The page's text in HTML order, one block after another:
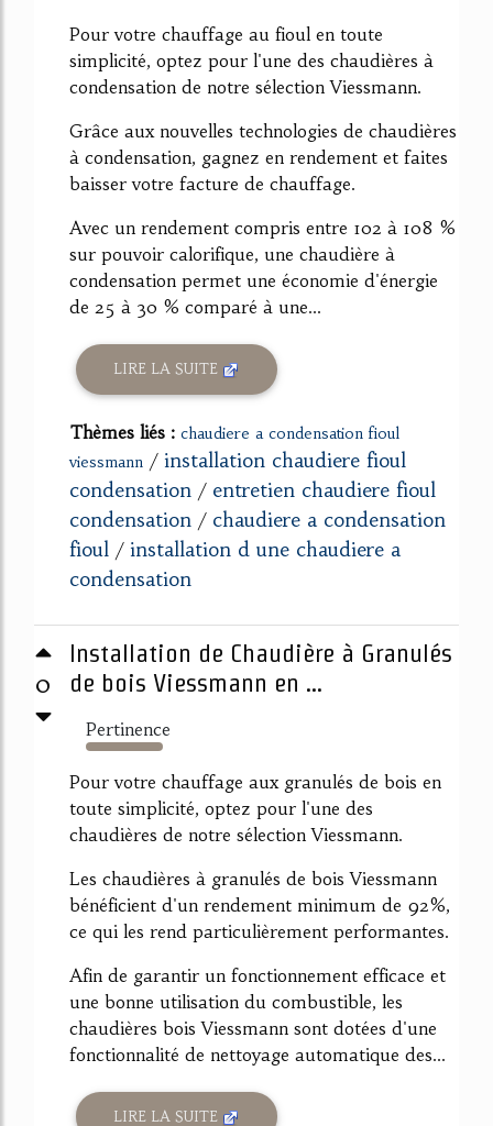
Pour votre chauffage au fioul en toute
simplicité, optez pour l'une des chaudières à
condensation de notre sélection Viessmann.
Grâce aux nouvelles technologies de chaudières
à condensation, gagnez en rendement et faites
baisser votre facture de chauffage.
Avec un rendement compris entre 102 à 108 %
sur pouvoir calorifique, une chaudière à
condensation permet une économie d'énergie
de 25 à 30 % comparé à une...
LIRE LA SUITE
Thèmes liés : chaudiere a condensation fioul
viessmann / installation chaudiere fioul
condensation / entretien chaudiere fioul
condensation / chaudiere a condensation
fioul / installation d une chaudiere a
condensation
0
Installation de Chaudière à Granulés
de bois Viessmann en ...
Pertinence
642%
Pour votre chauffage aux granulés de bois en
toute simplicité, optez pour l'une des
chaudières de notre sélection Viessmann.
Les chaudières à granulés de bois Viessmann
bénéficient d'un rendement minimum de 92%,
ce qui les rend particulièrement performantes.
Afin de garantir un fonctionnement efficace et
une bonne utilisation du combustible, les
chaudières bois Viessmann sont dotées d'une
fonctionnalité de nettoyage automatique des...
LIRE LA SUITE